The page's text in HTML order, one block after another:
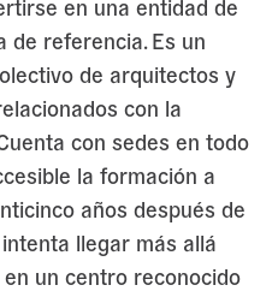
en una entidad de
referencia. Es un
de arquitectos y
con la
con sedes en todo
la formación a
años después de
llegar más allá
un centro reconocido